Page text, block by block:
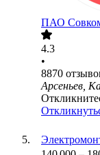
ПАО
4.3
•
8870
Арсеньев,